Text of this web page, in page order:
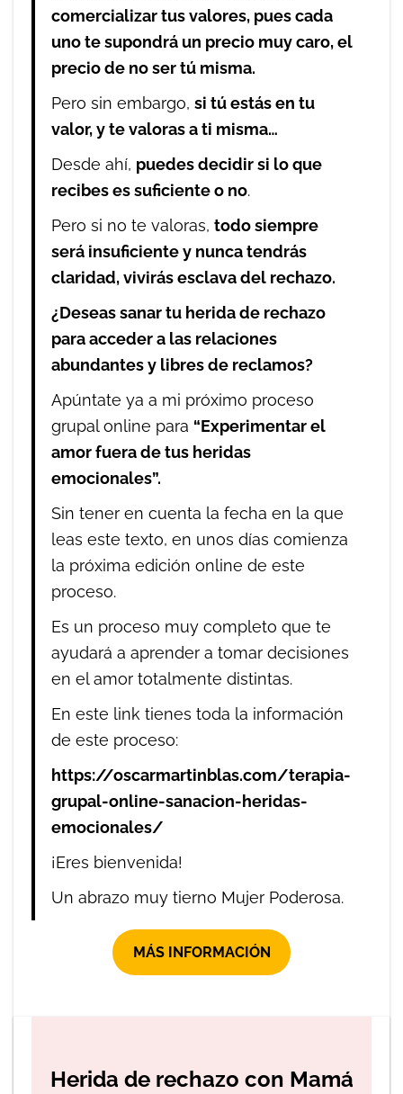
comercializar tus valores, pues cada
uno te supondrá un precio muy caro, el
precio de no ser tú misma.
Pero sin embargo, si tú estás en tu
valor, y te valoras a ti misma…
Desde ahí, puedes decidir si lo que
recibes es suficiente o no.
Pero si no te valoras, todo siempre
será insuficiente y nunca tendrás
claridad, vivirás esclava del rechazo.
¿Deseas sanar tu herida de rechazo
para acceder a las relaciones
abundantes y libres de reclamos?
Apúntate ya a mi próximo proceso
grupal online para “Experimentar el
amor fuera de tus heridas
emocionales”.
Sin tener en cuenta la fecha en la que
leas este texto, en unos días comienza
la próxima edición online de este
proceso.
Es un proceso muy completo que te
ayudará a aprender a tomar decisiones
en el amor totalmente distintas.
En este link tienes toda la información
de este proceso:
https://oscarmartinblas.com/terapia-
grupal-online-sanacion-heridas-
emocionales/
¡Eres bienvenida!
Un abrazo muy tierno Mujer Poderosa.
MÁS INFORMACIÓN
READ MORE
Herida de rechazo con Mamá